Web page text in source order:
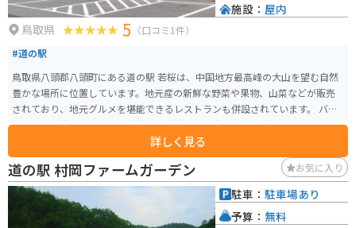
鳥取県 5 （口コミ1件）
#道の駅
鳥取県八頭郡八頭町にある道の駅 若桜は、中国地方最高峰の大山を望む自然
豊かな場所に位置しています。地元産の新鮮な野菜や果物、山菜などが販売
されており、地元グルメを堪能できるレストランも併設されています。 バイ
クで訪れる際は、道の駅に隣接する若桜鉄道 若桜駅周辺の散策がおすすめで
す。SL風のディーゼル機関車が走るローカル線の風景は、ノスタルジックな
雰囲気で、写真撮影にも最適です。周辺には、日本の滝百選に選ばれた「雨
滝」や、国の重要文化財に指定されている「不動院岩屋堂」など、自然や歴
史を感じられる観光スポットも点在しています。 鳥取県の名産品である二十
世紀梨や、地元産の猪肉を使ったジビエ料理もおすすめです。道の駅 若桜
は、自然と触れ合いながら、地域の魅力を満喫できるスポットです。
詳しく見る
施設： 屋内
道の駅 村岡ファームガーデン お気に入り
駐車： 駐車場あり
予算： 無料